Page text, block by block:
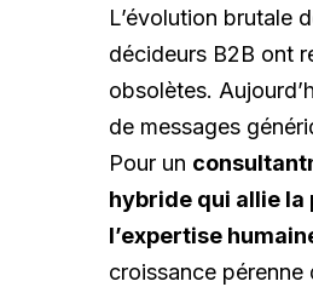
L’évolution brutale
décideurs B2B ont
obsolètes.
de messages
Pour un
hybride qui allie la
l’expertise
croissance